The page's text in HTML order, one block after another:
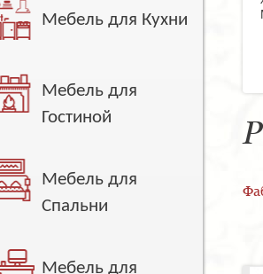
Мебель для Кухни
Мебель для
Гостиной
Мебель для
Спальни
Мебель для